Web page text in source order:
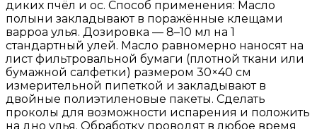
диких пчёл и ос. Способ применения: Масло
полыни закладывают в поражённые клещами
варроа улья. Дозировка — 8–10 мл на 1
стандартный улей. Масло равномерно наносят на
лист фильтровальной бумаги (плотной ткани или
бумажной салфетки) размером 30×40 см
измерительной пипеткой и закладывают в
двойные полиэтиленовые пакеты. Сделать
проколы для возможности испарения и положить
на дно улья. Обработку проводят в любое время